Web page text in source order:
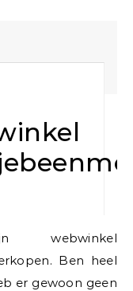
Ben heel
er gewoon geen